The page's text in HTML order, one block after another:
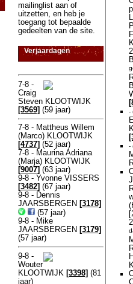
mailinglist aan of
uitzetten, en heb je
toegang tot bepaalde
gedeelten van de site.
Verjaardagen
7-8 -
Craig
Steven KLOOTWIJK
[3569] (59 jaar)
7-8 - Mattheus Willem
(Marco) KLOOTWIJK
[4737] (52 jaar)
7-8 - Maurina Adriana
(Marja) KLOOTWIJK
[9007] (63 jaar)
9-8 - Yvonne VISSERS
[3482] (67 jaar)
9-8 - Dennis
JAARSBERGEN [3178]
(57 jaar)
9-8 - Mike
JAARSBERGEN [3179]
(57 jaar)
9-8 -
Wouter
KLOOTWIJK [3398] (81
jaar)
-
-